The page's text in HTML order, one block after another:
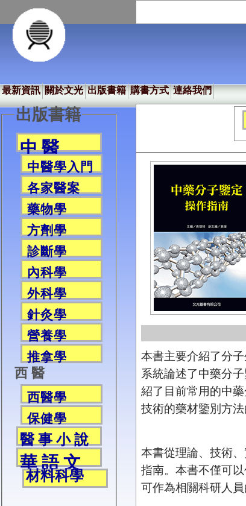
最新資訊 關於文光 出版書籍 購書方式 連絡我們
出版書籍
中 醫
中醫學入門
各家醫案
藥物學
方劑學
診斷學
內科學
外科學
針灸學
營養學
推拿學
西 醫
西醫學
保健學
醫 事 小 說
華 語 文
材料科學
本書主要介紹了分
系統論述了中藥分
紹了目前常用的中
技術的藥材鑒別方
本書從理論、技術
指南。本書不僅可
可作為相關科研人員